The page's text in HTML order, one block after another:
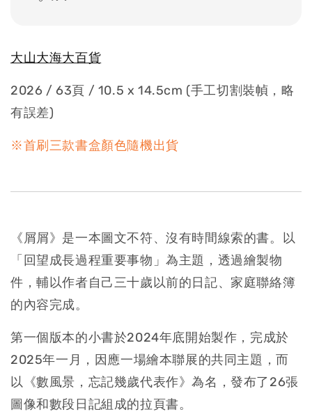
大山大海大百貨
2026 / 63頁 / 10.5 x 14.5cm (手工切割裝幀，略
有誤差)
※首刷三款書盒顏色隨機出貨
《屑屑》是一本圖文不符、沒有時間線索的書。以
「回望成長過程重要事物」為主題，透過繪製物
件，輔以作者自己三十歲以前的日記、家庭聯絡簿
的內容完成。
第一個版本的小書於2024年底開始製作，完成於
2025年一月，因應一場繪本聯展的共同主題，而
以《數風景，忘記幾歲代表作》為名，發布了26張
圖像和數段日記組成的拉頁書。